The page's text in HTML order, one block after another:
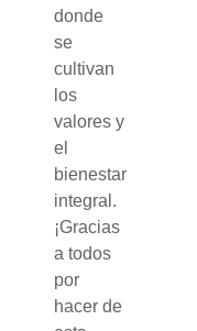
donde
se
cultivan
los
valores y
el
bienestar
integral.
¡Gracias
a todos
por
hacer de